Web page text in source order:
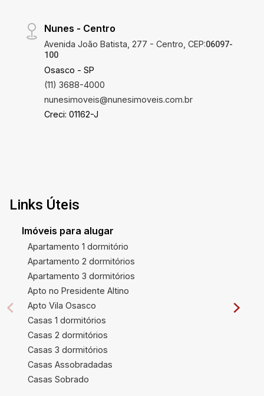
Nunes - Centro
Avenida João Batista, 277 - Centro, CEP:06097-
100
Osasco - SP
(11) 3688-4000
nunesimoveis@nunesimoveis.com.br
Creci: 01162-J
Links Úteis
Imóveis para alugar
Apartamento 1 dormitório
Apartamento 2 dormitórios
Apartamento 3 dormitórios
Apto no Presidente Altino
Apto Vila Osasco
Casas 1 dormitórios
Casas 2 dormitórios
Casas 3 dormitórios
Casas Assobradadas
Casas Sobrado